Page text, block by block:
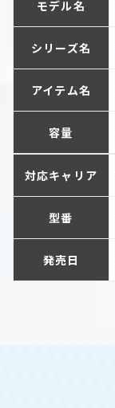
モデル名
シリーズ名
アイテム名
容量
対応キャリア
型番
発売日